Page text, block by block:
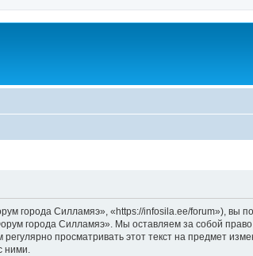
Силламяэ», «https://infosila.ee/forum»), вы
города Силламяэ». Мы оставляем за собой
просматривать этот текст на предмет
ними.